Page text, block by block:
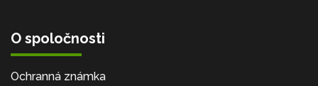
O spoločnosti
Ochranná známka